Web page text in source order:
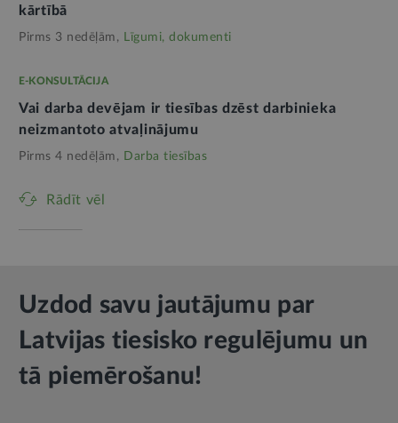
kārtībā
Pirms 3 nedēļām, Līgumi, dokumenti
E-KONSULTĀCIJA
Vai darba devējam ir tiesības dzēst darbinieka
neizmantoto atvaļinājumu
Pirms 4 nedēļām, Darba tiesības
Rādīt vēl
Uzdod savu jautājumu par
Latvijas tiesisko regulējumu un
tā piemērošanu!